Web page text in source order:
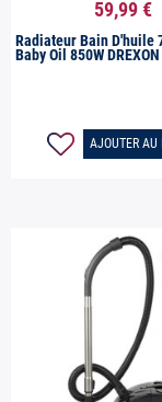
Aperçu
59,99 €
Radiateur Bain D'huile
Baby Oil 850W DREXON
AJOUTER AU